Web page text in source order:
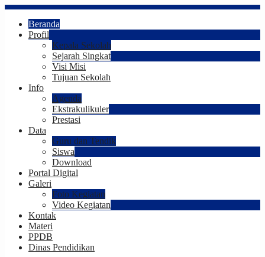
Beranda
Profil
Kepala Sekolah
Sejarah Singkat
Visi Misi
Tujuan Sekolah
Info
Agenda
Ekstrakulikuler
Prestasi
Data
Guru dan Tendik
Siswa
Download
Portal Digital
Galeri
Foto Kegiatan
Video Kegiatan
Kontak
Materi
PPDB
Dinas Pendidikan